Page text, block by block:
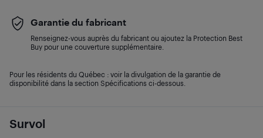
Survol
Garantie du fabricant
Renseignez-vous auprès du fabricant ou ajoutez la Protection Best
Buy pour une couverture supplémentaire.
Pour les résidents du Québec : voir la divulgation de la garantie de
disponibilité dans la section Spécifications ci-dessous.